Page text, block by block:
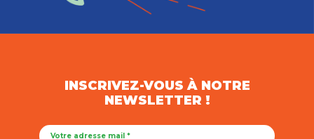
INSCRIVEZ-VOUS À NOTRE
NEWSLETTER !